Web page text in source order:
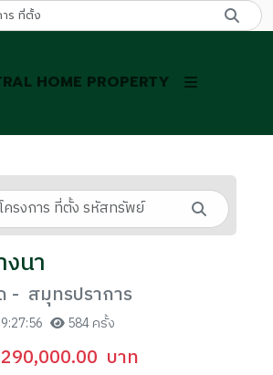
HOME PROPERTY
นา
- สมุทรปราการ
584 ครั้ง
บาท